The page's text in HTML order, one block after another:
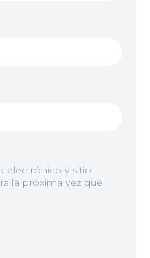
electrónico y sitio
la próxima vez que